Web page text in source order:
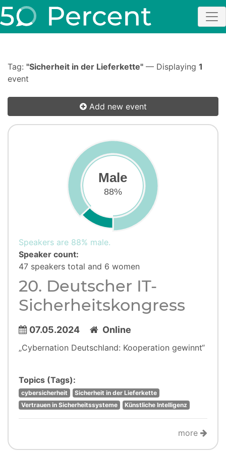
Tag: "Sicherheit in der Lieferkette" — Displaying 1
event
Add new event
Male
88%
Speakers are 88% male.
Speaker count:
47 speakers total and 6 women
20. Deutscher IT-
Sicherheitskongress
07.05.2024 Online
„Cybernation Deutschland: Kooperation gewinnt“
Topics (Tags):
cybersicherheit
Sicherheit in der Lieferkette
Vertrauen in Sicherheitssysteme
Künstliche Intelligenz
more